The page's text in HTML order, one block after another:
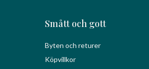
Smått och gott
Byten och returer
Köpvillkor